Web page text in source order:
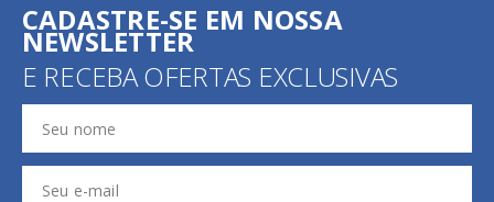
CADASTRE-SE EM NOSSA
NEWSLETTER
E RECEBA OFERTAS EXCLUSIVAS